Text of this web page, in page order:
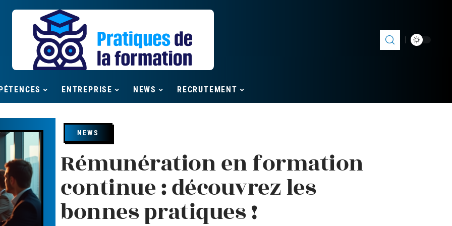
ENTREPRISE NEWS RECRUTEMENT
NEWS
Rémunération en formation
continue : découvrez les
bonnes pratiques !